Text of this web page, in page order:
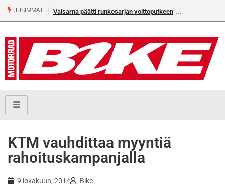
UUSIMMAT Valsarna päätti runkosarjan voittoputkeen
KTM vauhdittaa myyntiä
rahoituskampanjalla
9 lokakuun, 2014 Bike